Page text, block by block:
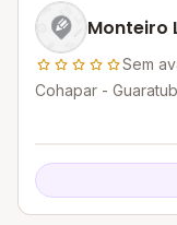
Monteiro
Sem
Cohapar -